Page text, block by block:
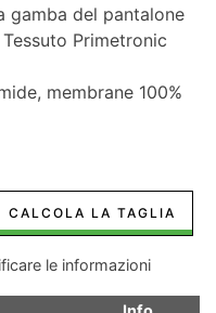
gamba del pantalone
Primetronic
membrane 100%
CALCOLA LA TAGLIA
le informazioni